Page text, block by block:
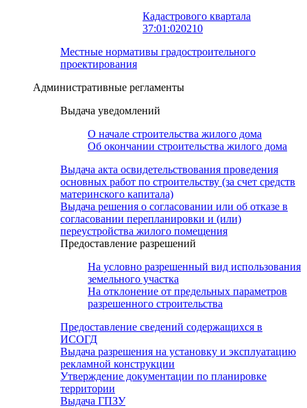
Кадастрового квартала
37:01:020210
Местные нормативы градостроительного
проектирования
Административные регламенты
Выдача уведомлений
О начале строительства жилого дома
Об окончании строительства жилого дома
Выдача акта освидетельствования проведения
основных работ по строительству (за счет средств
материнского капитала)
Выдача решения о согласовании или об отказе в
согласовании перепланировки и (или)
переустройства жилого помещения
Предоставление разрешений
На условно разрешенный вид использования
земельного участка
На отклонение от предельных параметров
разрешенного строительства
Предоставление сведений содержащихся в
ИСОГД
Выдача разрешения на установку и эксплуатацию
рекламной конструкции
Утверждение документации по планировке
территории
Выдача ГПЗУ